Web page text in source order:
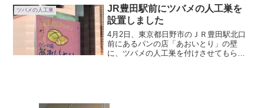
ようです。1990年代から全国的にカラス
が増え、そのカラスが...
ツバメの人工巣
JR豊田駅前にツバメの人工巣を
設置しました
4月2日、東京都日野市のＪＲ豊田駅北口
前にあるパンの店「あおいとり」の壁
に、ツバメの人工巣を付けさせてもらい